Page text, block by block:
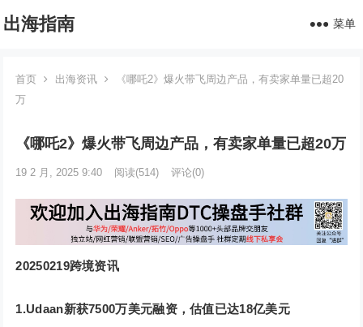
出海指南 菜单
首页 出海资讯
《哪吒2》爆火带飞周边产品，有卖家单量已超20
万
《哪吒2》爆火带飞周边产品，有卖家单量已超20万
19 2 月, 2025 9:40 阅读(514) 评论(0)
20250219跨境资讯
1.Udaan新获7500万美元融资，估值已达18亿美元